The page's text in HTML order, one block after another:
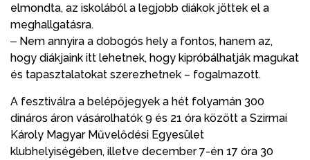
elmondta, az iskolából a legjobb diákok jöttek el a
meghallgatásra.
‒ Nem annyira a dobogós hely a fontos, hanem az,
hogy diákjaink itt lehetnek, hogy kipróbálhatják magukat
és tapasztalatokat szerezhetnek – fogalmazott.
A fesztiválra a belépőjegyek a hét folyamán 300
dináros áron vásárolhatók 9 és 21 óra között a Szirmai
Károly Magyar Művelődési Egyesület
klubhelyiségében, illetve december 7-én 17 óra 30